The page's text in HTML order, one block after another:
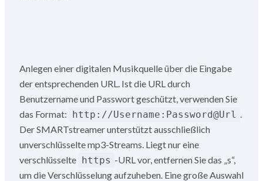
Anlegen einer digitalen Musikquelle über die Eingabe
der entsprechenden URL. Ist die URL durch
Benutzername und Passwort geschützt, verwenden Sie
das Format: http://Username:Password@Url
Der SMARTstreamer unterstützt ausschließlich
unverschlüsselte mp3-Streams. Liegt nur eine
verschlüsselte https -URL vor, entfernen Sie das „s“,
um die Verschlüsselung aufzuheben. Eine große Auswahl